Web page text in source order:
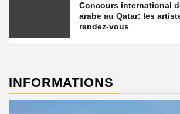
Concours international
arabe au Qatar: les
rendez-vous
INFORMATIONS